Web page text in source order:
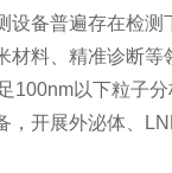
备普遍存在检
料、精准诊断等
100nm以下粒子
开展外泌体、